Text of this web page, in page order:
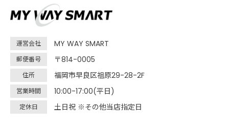
運営会社 MY WAY SMART
郵便番号 〒814-0005
住所 福岡市早良区祖原29-28-2F
営業時間 10:00-17:00(平日)
定休日 土日祝 ※その他当店指定日